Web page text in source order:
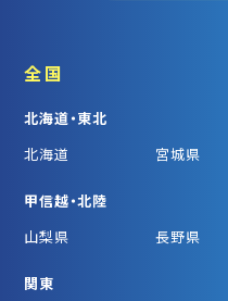
全国
北海道・東北
北海道
宮城県
甲信越・北陸
山梨県
長野県
関東